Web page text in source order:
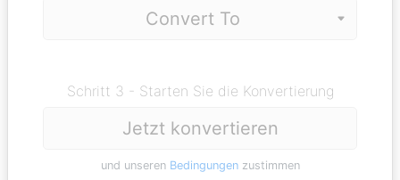
Schritt 3 - Starten Sie die Konvertierung
Jetzt konvertieren
und unseren Bedingungenzustimmen